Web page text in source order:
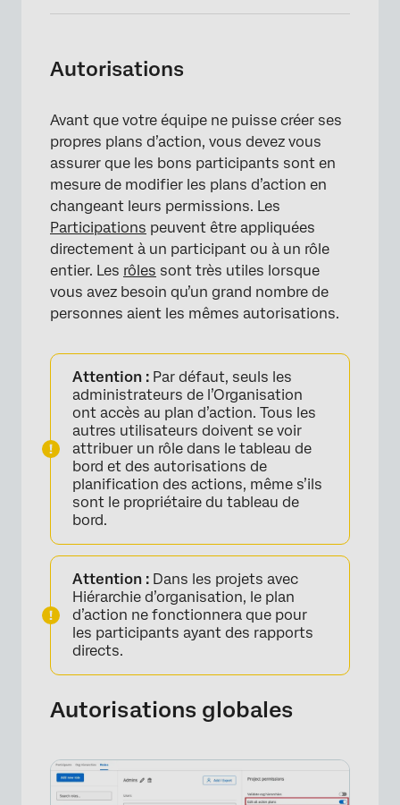
Autorisations
Avant que votre équipe ne puisse créer ses
propres plans d’action, vous devez vous
assurer que les bons participants sont en
mesure de modifier les plans d’action en
changeant leurs permissions. Les
Participations peuvent être appliquées
directement à un participant ou à un rôle
entier. Les rôles sont très utiles lorsque
vous avez besoin qu’un grand nombre de
personnes aient les mêmes autorisations.
Attention : Par défaut, seuls les
administrateurs de l’Organisation
ont accès au plan d’action. Tous les
autres utilisateurs doivent se voir
attribuer un rôle dans le tableau de
bord et des autorisations de
planification des actions, même s’ils
sont le propriétaire du tableau de
bord.
Attention : Dans les projets avec
Hiérarchie d’organisation, le plan
d’action ne fonctionnera que pour
les participants ayant des rapports
directs.
Autorisations globales